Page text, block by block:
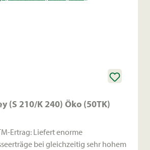
(S 210/K 240) Öko (50TK)
Ertrag: Liefert enorme
bei gleichzeitig sehr hohem